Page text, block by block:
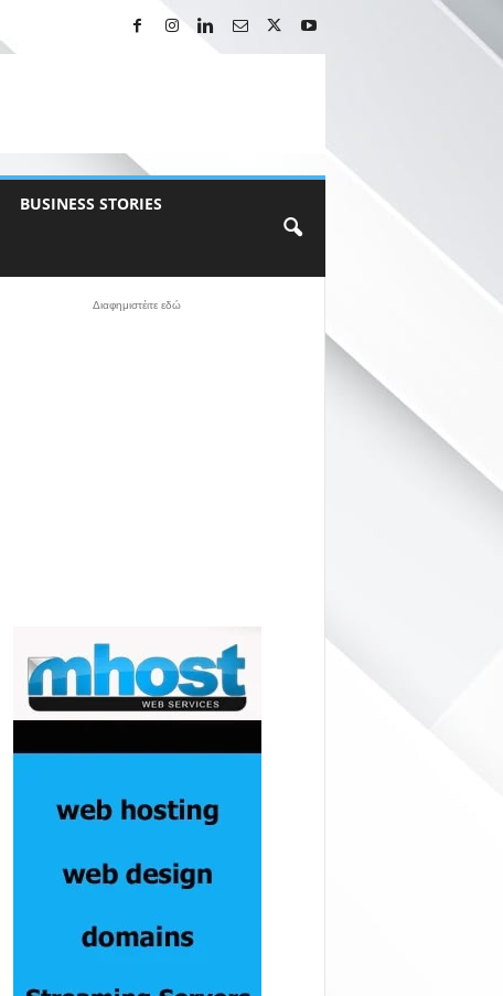
BUSINESS STORIES
Διαφημιστέιτε εδώ